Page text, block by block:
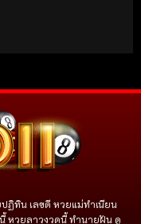
ฏิทิน เลขดี หวยแม่ทำเนียน
หวยลาวงวดนี้ ทำนายฝัน ดู